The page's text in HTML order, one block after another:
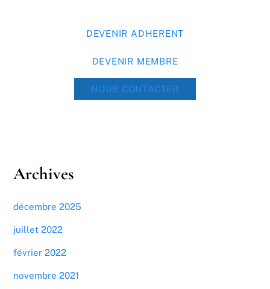
DEVENIR ADHERENT
DEVENIR MEMBRE
NOUS CONTACTER
Archives
décembre 2025
juillet 2022
février 2022
novembre 2021